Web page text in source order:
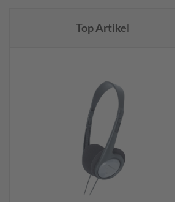
Top Artikel